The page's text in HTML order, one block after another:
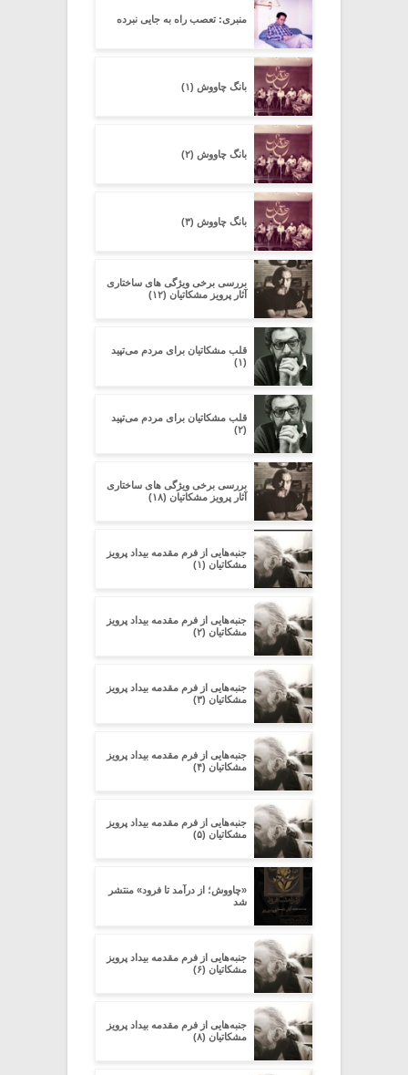
منبری: تعصب راه به جایی نبرده
بانگ چاووش (۱)
بانگ چاووش (۲)
بانگ چاووش (۳)
بررسی برخی ویژگی های ساختاری
آثار پرویز مشکاتیان (۱۲)
قلب مشکاتیان برای مردم می‌تپید
(۱)
قلب مشکاتیان برای مردم می‌تپید
(۲)
بررسی برخی ویژگی های ساختاری
آثار پرویز مشکاتیان (۱۸)
جنبه‌هایی از فرم مقدمه‌ بیداد پرویز
مشکاتیان (۱)
جنبه‌هایی از فرم مقدمه‌ بیداد پرویز
مشکاتیان (۲)
جنبه‌هایی از فرم مقدمه‌ بیداد پرویز
مشکاتیان (۳)
جنبه‌هایی از فرم مقدمه‌ بیداد پرویز
مشکاتیان (۴)
جنبه‌هایی از فرم مقدمه‌ بیداد پرویز
مشکاتیان (۵)
«چاووش؛ از درآمد تا فرود» منتشر
شد
جنبه‌هایی از فرم مقدمه‌ بیداد پرویز
مشکاتیان (۶)
جنبه‌هایی از فرم مقدمه‌ بیداد پرویز
مشکاتیان (۸)